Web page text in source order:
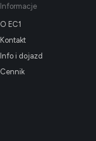
Informacje
O EC1
Kontakt
Info i dojazd
Cennik